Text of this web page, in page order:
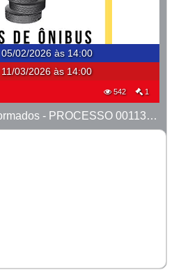
05/02/2026 às 14:00
11/03/2026 às 14:00
542 1
LOTE 04 - Pneus Reformados - PROCESSO 0011366-03.2024-1ª CONT.